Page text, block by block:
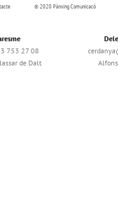
© 2020 Pànxing Comunicacó
753 27 08
de Dalt